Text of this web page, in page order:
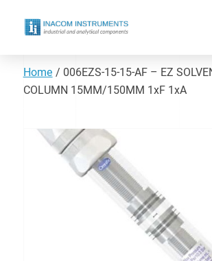
Home / 006EZS-15-15-AF – EZ
COLUMN 15MM/150MM 1xF 1xA